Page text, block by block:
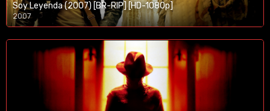
Soy Leyenda (2007) [BR-RIP] [HD-1080p]
2007
1080p/720p